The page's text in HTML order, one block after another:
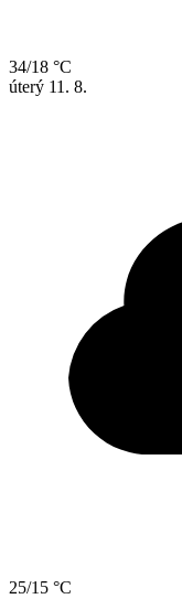
34/18 °C
úterý 11. 8.
25/15 °C